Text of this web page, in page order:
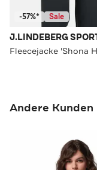
-57%* Sale
Andere